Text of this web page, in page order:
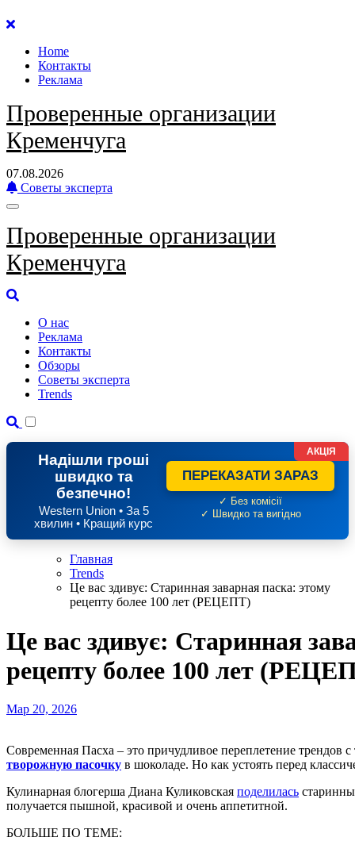
Перейти
содержанию
Home
Контакты
Реклама
Проверенные организации
Кременчуга
07.08.2026
Советы эксперта
Проверенные организации
Кременчуга
О нас
Реклама
Контакты
Обзоры
Советы эксперта
Trends
Надішли гроші
швидко та
безпечно!
Western Union • За 5
хвилин • Кращий курс
ПЕРЕКАЗАТИ ЗАРАЗ
✓ Без комісії
✓ Швидко та вигідно
АКЦІЯ
Главная
Trends
Це вас здивує: Старинная заварная паска: этому
рецепту более 100 лет (РЕЦЕПТ)
Це вас здивує: Старинная
рецепту более 100 лет
Мар 20, 2026
Современная Пасха – это причудливое переплетение
творожную пасочку в шоколаде. Но как устоять перед
Кулинарная блогерша Диана Куликовская поделилась
получается пышной, красивой и очень аппетитной.
БОЛЬШЕ ПО ТЕМЕ: